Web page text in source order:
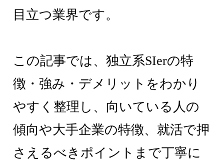
目立つ業界です。
この記事では、独立系SIerの特
徴・強み・デメリットをわかり
やすく整理し、向いている人の
傾向や大手企業の特徴、就活で押
さえるべきポイントまで丁寧に